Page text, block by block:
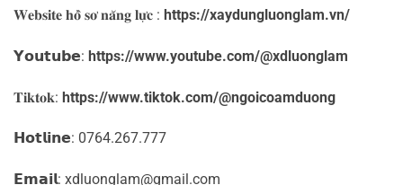
𝐖𝐞𝐛𝐬𝐢𝐭𝐞 𝐡𝐨̂̀ 𝐬𝐨̛ 𝐧𝐚̆𝐧𝐠 𝐥𝐮̛̣𝐜 : https://xaydungluonglam.vn/
𝗬𝗼𝘂𝘁𝘂𝗯𝗲: https://www.youtube.com/@xdluonglam
𝐓𝐢𝐤𝐭𝐨𝐤: https://www.tiktok.com/@ngoicoamduong
𝗛𝗼𝘁𝗹𝗶𝗻𝗲: 0764.267.777
𝗘𝗺𝗮𝗶𝗹: xdluonglam@gmail.com ️